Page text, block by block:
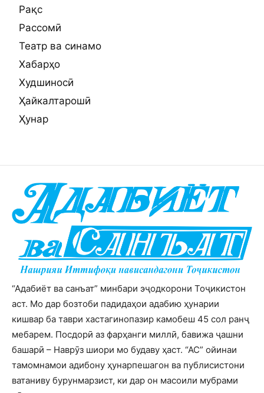
Рақс
Рассомӣ
Театр ва синамо
Хабарҳо
Худшиносӣ
Ҳайкалтарошӣ
Ҳунар
“Адабиёт ва санъат” минбари эҷодкорони Тоҷикистон
аст. Мо дар бозтоби падидаҳои адабию ҳунарии
кишвар ба таври хастагинопазир камобеш 45 сол ранҷ
мебарем. Посдорӣ аз фарҳанги миллӣ, бавижа ҷашни
башарӣ – Наврӯз шиори мо будаву ҳаст. “АС” ойинаи
тамомнамои адибону ҳунарпешагон ва публисистони
ватаниву бурунмарзист, ки дар он масоили мубрами